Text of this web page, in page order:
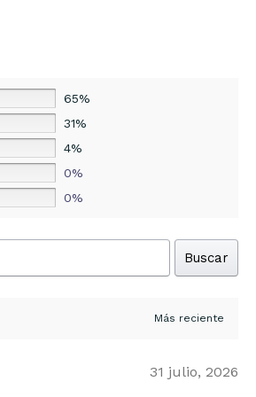
65%
31%
4%
0%
0%
Buscar
31 julio, 2026